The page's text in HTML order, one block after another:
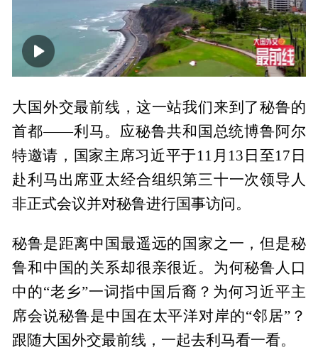
00:00 03:07
大国外交最前线，这一站我们来到了秘鲁的
首都——利马。应秘鲁共和国总统博鲁阿尔
特邀请，国家主席习近平于11月13日至17日
赴利马出席亚太经合组织第三十一次领导人
非正式会议并对秘鲁进行国事访问。
秘鲁是距离中国最遥远的国家之一，但是秘
鲁和中国的关系却很亲很近。为何秘鲁人口
中的“老乡”一词指中国后裔？为何习近平主
席会说秘鲁是中国在太平洋对岸的“邻居”？
跟随大国外交最前线，一起去利马看一看。